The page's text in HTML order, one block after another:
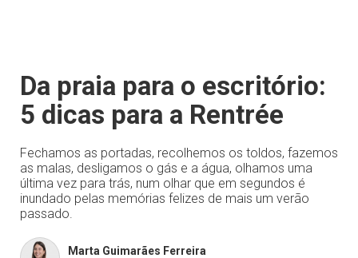
Da praia para o escritório:
5 dicas para a Rentrée
Fechamos as portadas, recolhemos os toldos, fazemos
as malas, desligamos o gás e a água, olhamos uma
última vez para trás, num olhar que em segundos é
inundado pelas memórias felizes de mais um verão
passado.
Marta Guimarães Ferreira